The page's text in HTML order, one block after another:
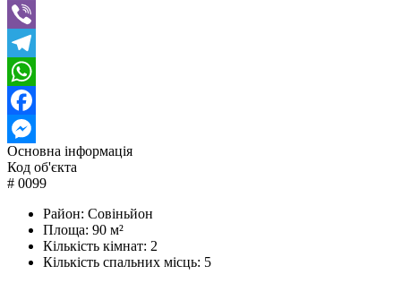
Viber
Telegram
WhatsApp
Facebook
Messenger
Основна інформація
Код об'єкта
# 0099
Район: Совіньйон
Площа: 90 м²
Кількість кімнат: 2
Кількість спальних місць: 5